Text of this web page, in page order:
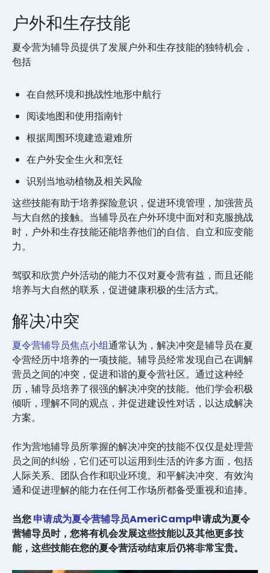
户外和生存技能
夏令营为辅导员提供了发展户外和生存技能的独特机会，
包括
在自然环境和挑战性地形中航行
阅读地图和使用指南针
根据周围环境建造避难所
在户外安全生火和烹饪
识别当地动植物及相关风险
这些技能有助于培养探险意识，促进环境管理，加强营员
与大自然的接触。当辅导员在户外环境中面对和克服挑战
时，户外和生存技能还能培养他们的自信、自立和应变能
力。
驾驭和欣赏户外活动的能力不仅对夏令营有益，而且还能
培养与大自然的联系，促进健康积极的生活方式。
解决冲突
夏令营辅导员焦点小组通常认为，解决冲突是辅导员在夏
令营经历中培养的一项技能。辅导员经常发现自己在调解
营员之间的冲突，促进和谐的夏令营社区。通过这种经
历，辅导员培养了很强的解决冲突的技能。他们学会积极
倾听，理解不同的观点，并促进建设性对话，以达成解决
方案。
作为营地辅导员所掌握的解决冲突的技能不仅仅是处理营
员之间的纠纷，它们还可以运用到生活的许多方面，包括
人际关系、团队合作和职业环境。和平解决冲突、有效沟
通和促进理解的能力在任何工作场所都备受重视和追捧。
当您申请成为夏令营辅导员AmeriCamp申请成为夏令
营辅导员时，您将有机会发展这些技能以及其他更多技
能，这些技能在您的夏令营活动结束后仍将非常宝贵。